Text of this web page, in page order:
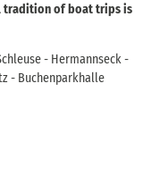
tradition of boat trips is
- Hermannseck -
- Buchenparkhalle